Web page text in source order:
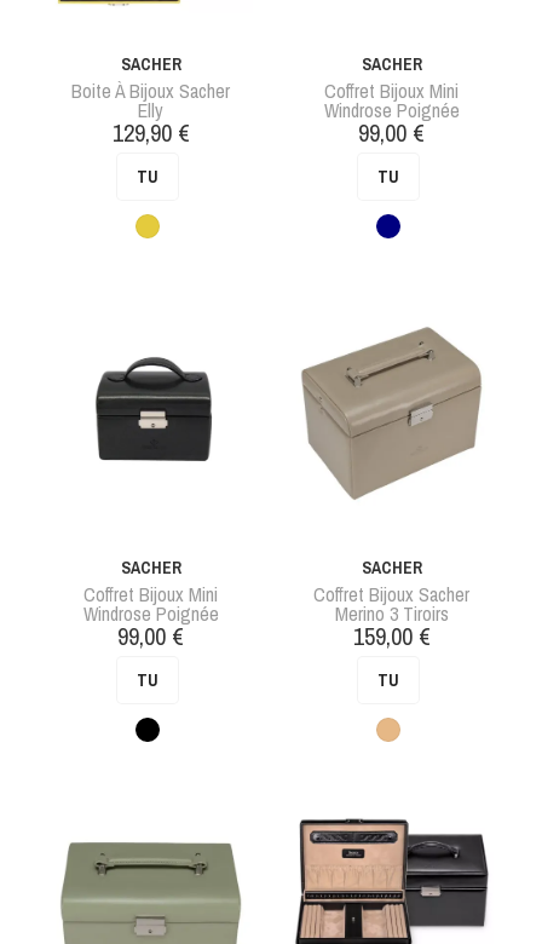
SACHER
Boite À Bijoux Sacher
Elly
Prix
129,90 €
TU
Jaune
SACHER
Coffret Bijoux Mini
Windrose Poignée
Prix
99,00 €
TU
Bleu
SACHER
Coffret Bijoux Mini
Windrose Poignée
Prix
99,00 €
TU
Noir
SACHER
Coffret Bijoux Sacher
Merino 3 Tiroirs
Prix
159,00 €
TU
Beige